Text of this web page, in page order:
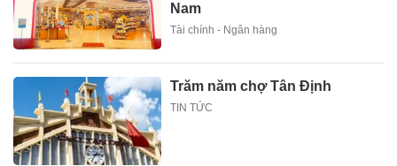
Nam
Tài chính - Ngân hàng
Trăm năm chợ Tân Định
TIN TỨC